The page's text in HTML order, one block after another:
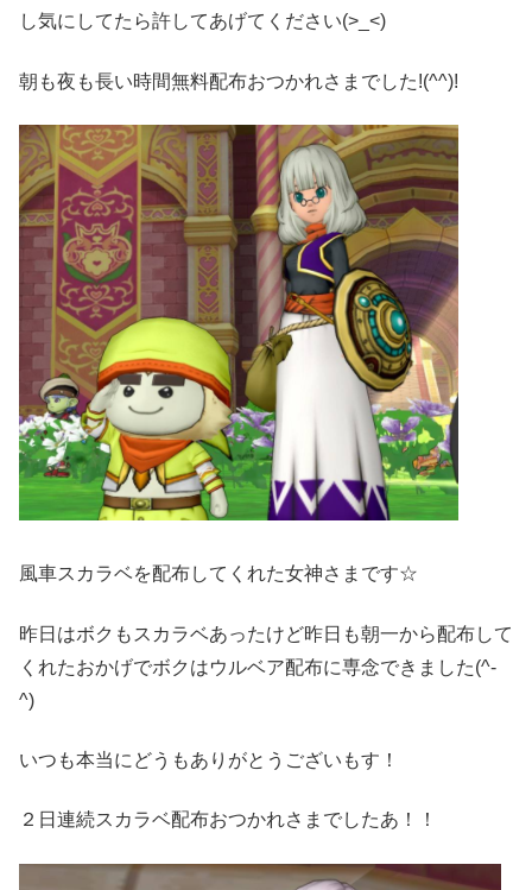
し気にしてたら許してあげてください(>_<)
朝も夜も長い時間無料配布おつかれさまでした!(^^)!
風車スカラベを配布してくれた女神さまです☆
昨日はボクもスカラベあったけど昨日も朝一から配布して
くれたおかげでボクはウルベア配布に専念できました(^-
^)ゞ
いつも本当にどうもありがとうございもす！
２日連続スカラベ配布おつかれさまでしたあ！！